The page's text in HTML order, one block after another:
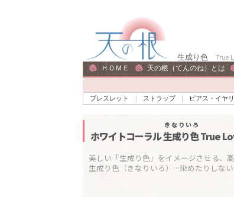
ー
シ
ョ
ス
キ
ッ
ン
ツ
へ
ッ
プ
生成り色 True
ＨＯＭＥ 天の根（てんのね）とは
ブレスレット ストラップ ピアス・イヤ
ホワイトコーラル生成り色
きなりいろ
True
美しい「生成り色」をイメージさせる、
生成り色（きなりいろ）…染めたりしな